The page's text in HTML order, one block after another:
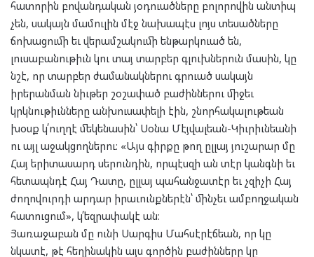
հատորին բովանդական յօդուածները բոլորովին անտիպ
չեն, սակայն մամուլին մէջ նախապէս լոյս տեսածները
ճոխացումի եւ վերամշակումի ենթարկուած են,
լուսաբանութիւն կու տայ տարբեր գլուխներուն մասին, կը
նշէ, որ տարբեր ժամանակներու գրուած սակայն
իրերանման նիւթեր շօշափած բաժիններու միջեւ
կրկնութիւնները անխուսափելի էին, շնորհակալութեան
խօսք կ՛ուղղէ մեկենասին՝ Սօնա Մէյվալեան-Կիւրիւնեանի
ու այլ աջակցողներու։ «Այս գիրքը թող ըլլայ յուշարար մը
Հայ երիտասարդ սերունդին, որպէսզի ան տէր կանգնի եւ
հետապնդէ Հայ Դատը, ըլլայ պահանջատէր եւ չզիչի Հայ
ժողովուրդի արդար իրաւունքներէն՝ մինչեւ ամբողջական
հատուցում», կ՛եզրափակէ ան։
Յառաջաբան մը ունի Սարգիս Մահսէրէճեան, որ կը
նկատէ, թէ հեղինակին այս գործին բաժինները կը